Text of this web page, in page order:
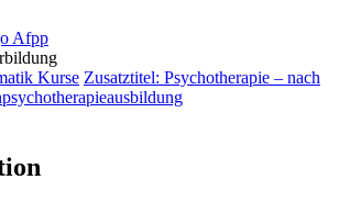
Kurse Zusatztitel: Psychotherapie – nach